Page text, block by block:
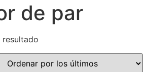
de par